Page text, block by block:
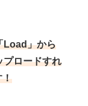
Load」から
ロードすれ
！